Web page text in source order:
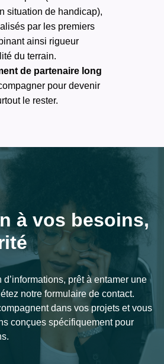
situation de handicap),
par les premiers
ainsi rigueur
du terrain.
de partenaire long
pour devenir
le rester.
à vos besoins,
prêt à entamer une
notre formulaire de contact.
dans vos projets et vous
conçues spécifiquement pour